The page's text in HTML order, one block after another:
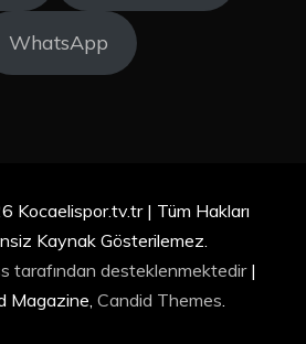
WhatsApp
| Tüm Hakları
Kaynak Gösterilemez.
tarafından desteklenmektedir |
Magazine, Candid Themes.